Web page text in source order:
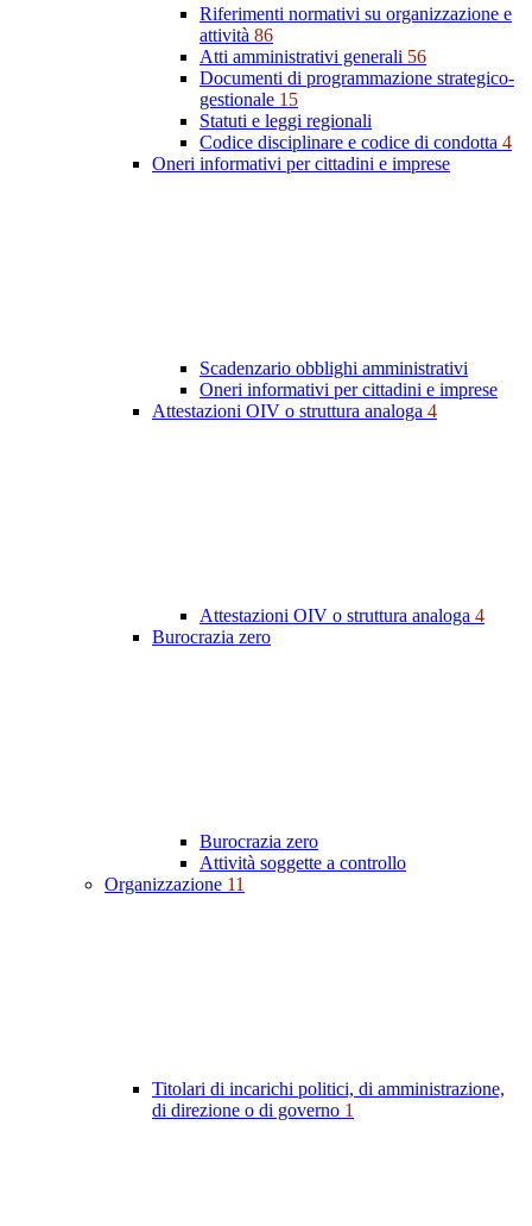
Riferimenti normativi su organizzazione e
attività 86
Atti amministrativi generali 56
Documenti di programmazione strategico-
gestionale 15
Statuti e leggi regionali
Codice disciplinare e codice di condotta 4
Oneri informativi per cittadini e imprese
Scadenzario obblighi amministrativi
Oneri informativi per cittadini e imprese
Attestazioni OIV o struttura analoga 4
Attestazioni OIV o struttura analoga 4
Burocrazia zero
Burocrazia zero
Attività soggette a controllo
Organizzazione 11
Titolari di incarichi politici, di amministrazione,
di direzione o di governo 1